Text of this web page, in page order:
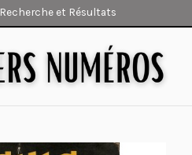
Recherche et Résultats